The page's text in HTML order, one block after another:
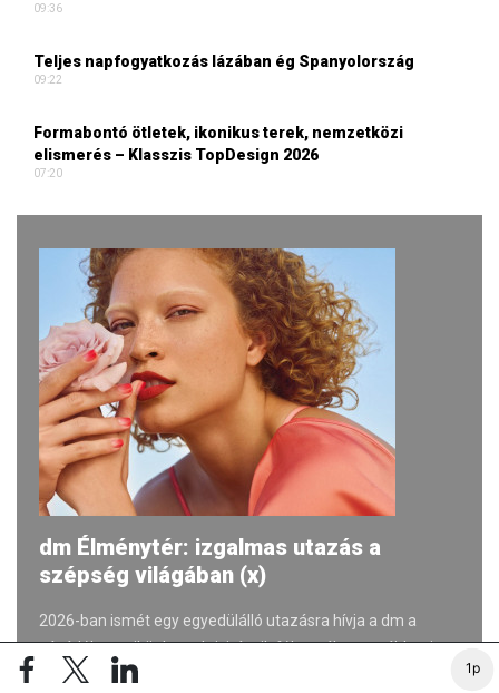
1p
09:36
Teljes napfogyatkozás lázában ég Spanyolország
09:22
Formabontó ötletek, ikonikus terek, nemzetközi
elismerés – Klasszis TopDesign 2026
07:20
dm Élménytér: izgalmas utazás a
szépség világában (x)
2026-ban ismét egy egyedülálló utazásra hívja a dm a
vásárlókat, miközben aktivitásaik fókuszában továbbra is
az #egészenén gondolatisága áll.